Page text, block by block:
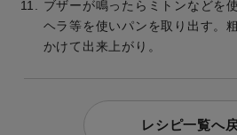
ブザーが鳴ったらミトンなどを
ヘラ等を使いパンを取り出す。
かけて出来上がり。
レシピ一覧へ